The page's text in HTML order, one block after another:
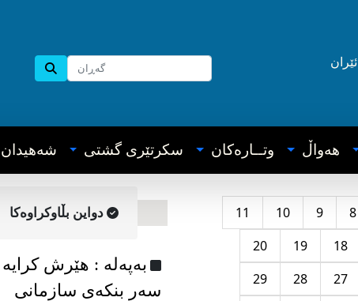
ئێران
هه‌واڵ وتــاره‌کان سکرتێری گشتی شه‌هیدان
8
9
10
11
18
19
20
27
28
29
دواین بڵاوکراوه‌کا
به‌په‌له‌ : هێرش کرایە
سەر بنکەی سازمانی